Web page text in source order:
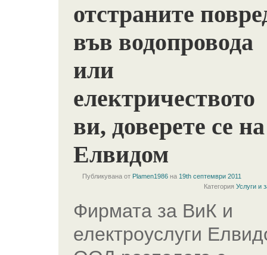
отстраните
във водопровода
или
електричеството
ви, доверете се на
Елвидом
Публикувана от Plamen1986 на 19th септември 2011
Категория Услуги и
Фирмата за ВиК и
електроуслуги